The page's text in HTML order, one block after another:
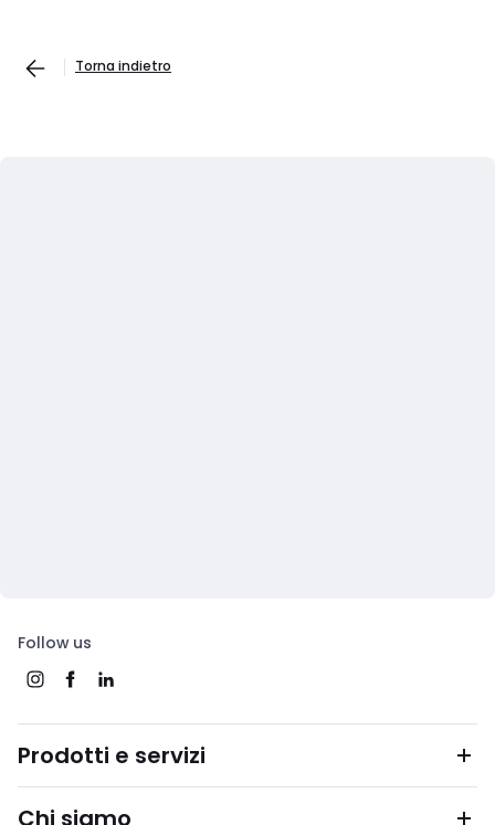
Torna indietro
Follow us
Prodotti e servizi
Chi siamo